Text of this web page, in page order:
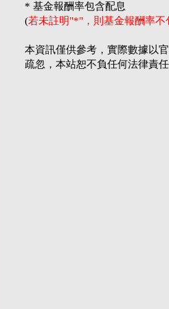
* 基金報酬率包含配息
(若未註明"*"，則基金報酬率不
本資訊僅供參考，實際數據以
疏忽，本站恕不負任何法律責任